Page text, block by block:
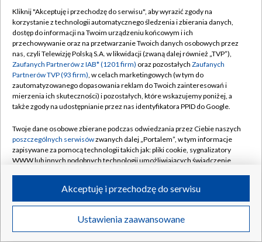
TVP
Abonament TVP
Emisja w TVP
Centrum informacji TVP
Naziemna Telewizja Cyfrowa
Rada Programowa
System NOS
Informacje o nadawcy
Program dla prasy
Ogłoszenie przetargowe
Regulamin TVP
Polityka prywatności
Moje zgody
Pomoc
Kontakt
Kanały
©2026 Telewizja Polska S.A. w likwidacji
Kliknij "Akceptuję i przechodzę do serwisu", aby wyrazić zgody na
korzystanie z technologii automatycznego śledzenia i zbierania danych,
dostęp do informacji na Twoim urządzeniu końcowym i ich
przechowywanie oraz na przetwarzanie Twoich danych osobowych przez
nas, czyli Telewizję Polską S.A. w likwidacji (zwaną dalej również „TVP”),
Zaufanych Partnerów z IAB* (1201 firm) oraz pozostałych Zaufanych
Partnerów TVP (93 firm), w celach marketingowych (w tym do
zautomatyzowanego dopasowania reklam do Twoich zainteresowań i
mierzenia ich skuteczności) i pozostałych, które wskazujemy poniżej, a
także zgody na udostępnianie przez nas identyfikatora PPID do Google.
Twoje dane osobowe zbierane podczas odwiedzania przez Ciebie naszych
poszczególnych serwisówzwanych dalej „Portalem”, w tym informacje
zapisywane za pomocą technologii takich jak: pliki cookie, sygnalizatory
WWW lub innych podobnych technologii umożliwiających świadczenie
ruchu w Internecie.
Twoje dane osobowe zbierane podczas odwiedzania przez Ciebie
poszczególnych serwisówna Portalu, takie jak adresy IP, identyfikatory
Ustawienia zaawansowane
Akceptuję i przechodzę do serwisu